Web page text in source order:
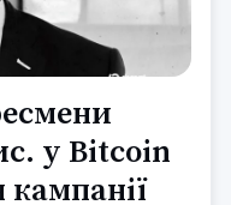
у Bitcoin